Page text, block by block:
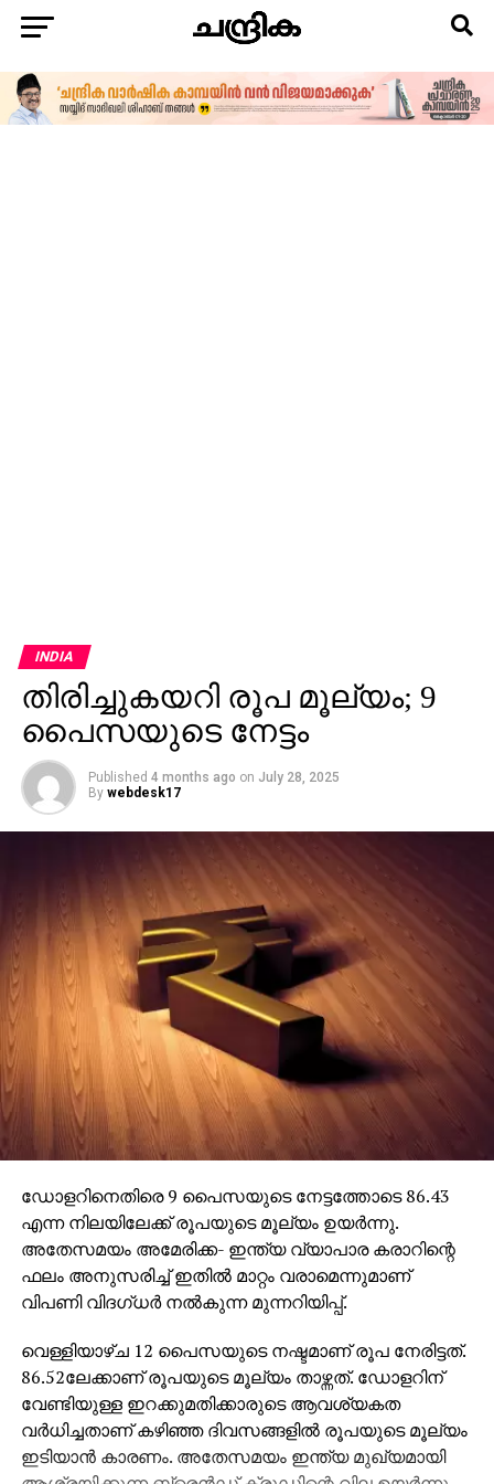
INDIA
തിരിച്ചുകയറി രൂപ മൂല്യം; 9
പൈസയുടെ നേട്ടം
Published 4 months ago on July 28, 2025
By webdesk17
ഡോളറിനെതിരെ 9 പൈസയുടെ നേട്ടത്തോടെ 86.43
എന്ന നിലയിലേക്ക് രൂപയുടെ മൂല്യം ഉയര്‍ന്നു.
അതേസമയം അമേരിക്ക- ഇന്ത്യ വ്യാപാര കരാറിന്റെ
ഫലം അനുസരിച്ച് ഇതില്‍ മാറ്റം വരാമെന്നുമാണ്
വിപണി വിദഗ്ധര്‍ നല്‍കുന്ന മുന്നറിയിപ്പ്.
വെള്ളിയാഴ്ച 12 പൈസയുടെ നഷ്ടമാണ് രൂപ നേരിട്ടത്.
86.52ലേക്കാണ് രൂപയുടെ മൂല്യം താഴ്ന്നത്. ഡോളറിന്
വേണ്ടിയുള്ള ഇറക്കുമതിക്കാരുടെ ആവശ്യകത
വര്‍ധിച്ചതാണ് കഴിഞ്ഞ ദിവസങ്ങളില്‍ രൂപയുടെ മൂല്യം
ഇടിയാന്‍ കാരണം. അതേസമയം ഇന്ത്യ മുഖ്യമായി